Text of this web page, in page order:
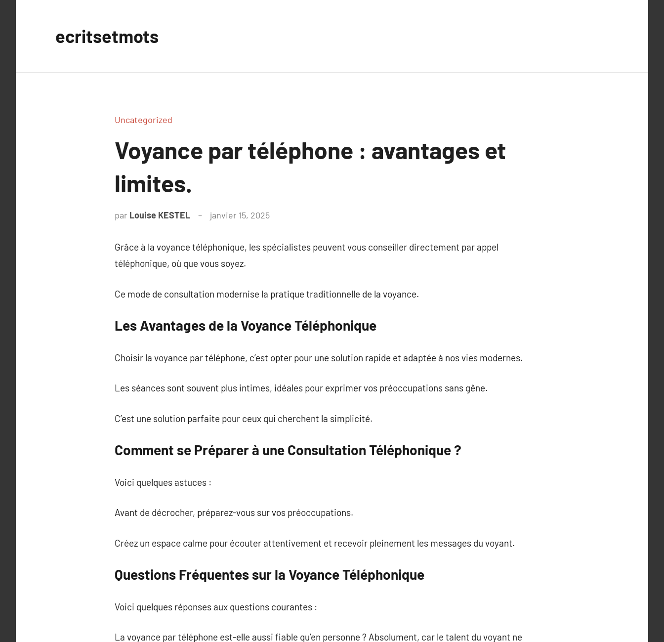
ecritsetmots
Uncategorized
Voyance par téléphone : avantages et
limites.
par Louise KESTEL janvier 15, 2025
Grâce à la voyance téléphonique, les spécialistes peuvent vous conseiller directement par appel
téléphonique, où que vous soyez.
Ce mode de consultation modernise la pratique traditionnelle de la voyance.
Les Avantages de la Voyance Téléphonique
Choisir la voyance par téléphone, c’est opter pour une solution rapide et adaptée à nos vies modernes.
Les séances sont souvent plus intimes, idéales pour exprimer vos préoccupations sans gêne.
C’est une solution parfaite pour ceux qui cherchent la simplicité.
Comment se Préparer à une Consultation Téléphonique ?
Voici quelques astuces :
Avant de décrocher, préparez-vous sur vos préoccupations.
Créez un espace calme pour écouter attentivement et recevoir pleinement les messages du voyant.
Questions Fréquentes sur la Voyance Téléphonique
Voici quelques réponses aux questions courantes :
La voyance par téléphone est-elle aussi fiable qu’en personne ? Absolument, car le talent du voyant ne